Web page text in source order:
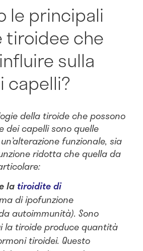
le principali
tiroidee che
sulla
capelli?
della tiroide che possono
dei capelli sono quelle
funzionale, sia
ridotta che quella da
la tiroidite di
di ipofunzione
autoimmunità). Sono
la tiroide produce quantità
tiroidei. Questo